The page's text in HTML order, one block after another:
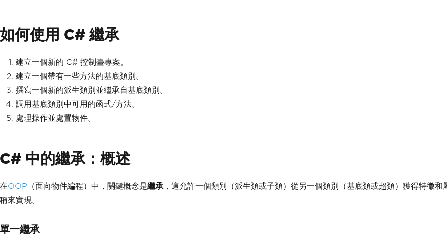
如何使用 C# 繼承
建立一個新的 C# 控制臺專案。
建立一個帶有一些方法的基底類別。
撰寫一個新的派生類別並繼承自基底類別。
調用基底類別中可用的函式/方法。
處理操作並處置物件。
C# 中的繼承：概述
在OOP （面向物件編程）中，關鍵概念是繼承 ，這允許一個類別（派生類或子類）從另一個類別（基底類或超類）獲得特徵
稱來實現。
單一繼承